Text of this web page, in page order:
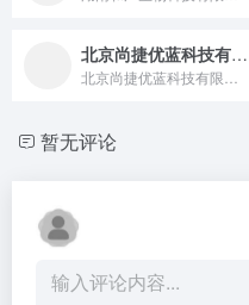
北京尚捷优蓝科技有限公司
暂无评论